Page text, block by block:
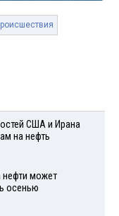
США и Ирана
на нефть
нефти может
осенью